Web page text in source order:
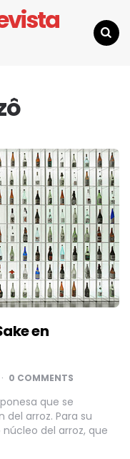
en
0 COMMENTS
que se
arroz. Para su
del arroz, que